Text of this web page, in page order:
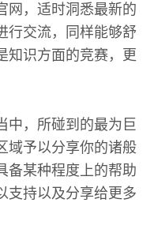
网，适时洞悉最新的
行交流，同样能够舒
知识方面的竞赛，更
中，所碰到的最为巨
域予以分享你的诸般
备某种程度上的帮助
支持以及分享给更多